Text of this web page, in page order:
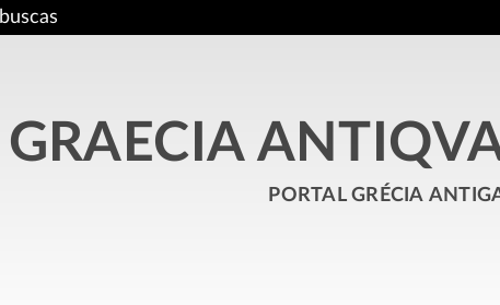
buscas
GRAECIA
portal grécia